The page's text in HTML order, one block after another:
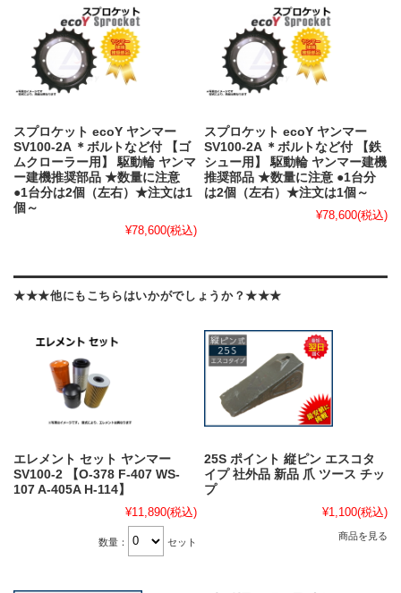
スプロケット ecoY ヤンマー
SV100-2A ＊ボルトなど付 【ゴ
ムクローラー用】 駆動輪 ヤンマ
ー建機推奨部品 ★数量に注意
●1台分は2個（左右）★注文は1
個～
¥78,600(税込)
スプロケット ecoY ヤンマー
SV100-2A ＊ボルトなど付 【鉄
シュー用】 駆動輪 ヤンマー建機
推奨部品 ★数量に注意 ●1台分
は2個（左右）★注文は1個～
¥78,600(税込)
★★★他にもこちらはいかがでしょうか？★★★
エレメント セット ヤンマー
SV100-2 【O-378 F-407 WS-
107 A-405A H-114】
¥11,890(税込)
数量： セット
25S ポイント 縦ピン エスコタ
イプ 社外品 新品 爪 ツース チッ
プ
¥1,100(税込)
商品を見る